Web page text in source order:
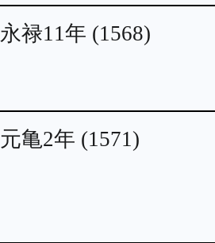
永禄11年 (1568)
元亀2年 (1571)